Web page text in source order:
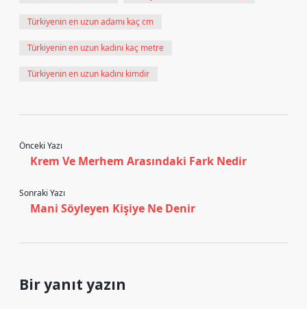
Türkiyenin en uzun adamı kaç cm
Türkiyenin en uzun kadını kaç metre
Türkiyenin en uzun kadını kimdir
Önceki Yazı
Krem Ve Merhem Arasındaki Fark Nedir
Sonraki Yazı
Mani Söyleyen Kişiye Ne Denir
Bir yanıt yazın